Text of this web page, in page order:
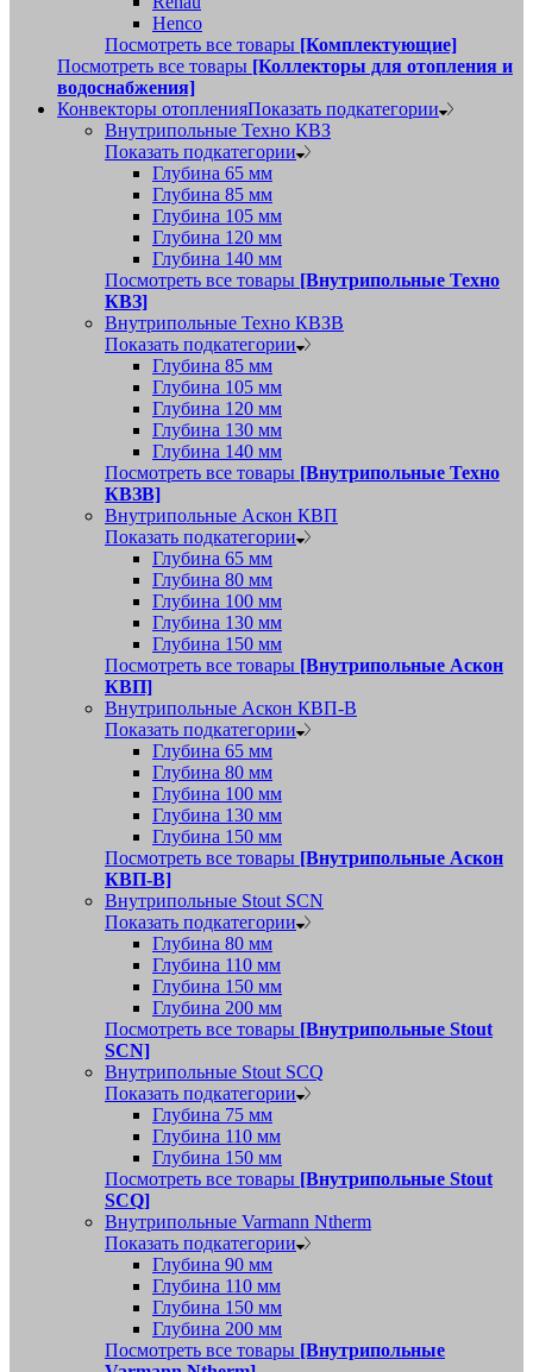
Henco
Посмотреть все товары [Комплектующие]
Посмотреть все товары [Коллекторы для отопления и
водоснабжения]
Конвекторы отопленияПоказать подкатегории
Внутрипольные Техно КВЗ
Показать подкатегории
Глубина 65 мм
Глубина 85 мм
Глубина 105 мм
Глубина 120 мм
Глубина 140 мм
Посмотреть все товары [Внутрипольные Техно
КВЗ]
Внутрипольные Техно КВЗВ
Показать подкатегории
Глубина 85 мм
Глубина 105 мм
Глубина 120 мм
Глубина 130 мм
Глубина 140 мм
Посмотреть все товары [Внутрипольные Техно
КВЗВ]
Внутрипольные Аскон КВП
Показать подкатегории
Глубина 65 мм
Глубина 80 мм
Глубина 100 мм
Глубина 130 мм
Глубина 150 мм
Посмотреть все товары [Внутрипольные Аскон
КВП]
Внутрипольные Аскон КВП-В
Показать подкатегории
Глубина 65 мм
Глубина 80 мм
Глубина 100 мм
Глубина 130 мм
Глубина 150 мм
Посмотреть все товары [Внутрипольные Аскон
КВП-В]
Внутрипольные Stout SCN
Показать подкатегории
Глубина 80 мм
Глубина 110 мм
Глубина 150 мм
Глубина 200 мм
Посмотреть все товары [Внутрипольные Stout
SCN]
Внутрипольные Stout SCQ
Показать подкатегории
Глубина 75 мм
Глубина 110 мм
Глубина 150 мм
Посмотреть все товары [Внутрипольные Stout
SCQ]
Внутрипольные Varmann Ntherm
Показать подкатегории
Глубина 90 мм
Глубина 110 мм
Глубина 150 мм
Глубина 200 мм
Посмотреть все товары [Внутрипольные